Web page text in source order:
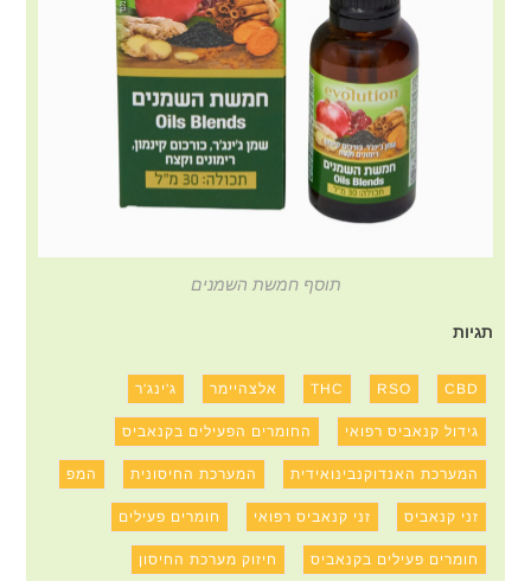
תוסף חמשת השמנים
תגיות
CBD
RSO
THC אלצהיימר ג'ינג'ר
גידול קנאביס רפואי החומרים הפעילים בקנאביס
המערכת האנדוקנבינואידית המערכת החיסונית המפ
זני קנאביס זני קנאביס רפואי חומרים פעילים
חומרים פעילים בקנאביס חיזוק מערכת החיסון